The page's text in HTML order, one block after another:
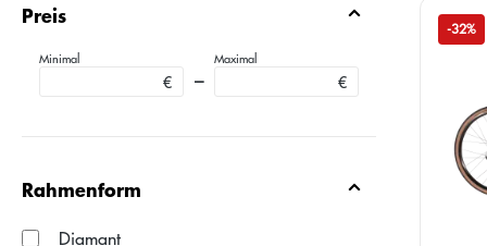
weiß
Preis
Minimal
€ –
Maximal
€
Rahmenform
Diamant
-32%